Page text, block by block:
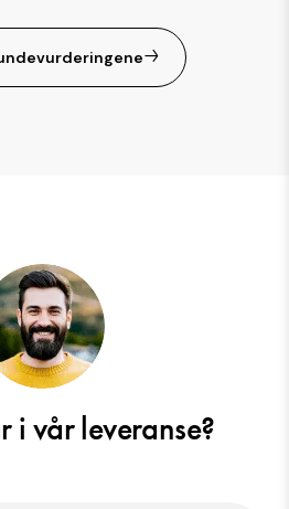
i vår leveranse?